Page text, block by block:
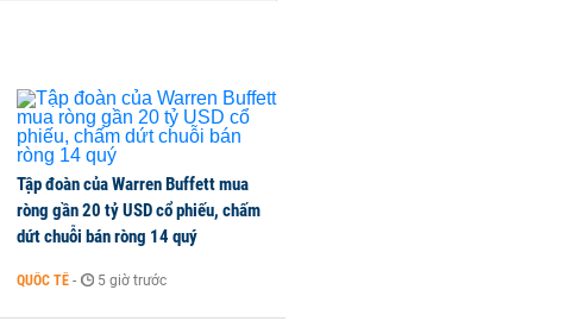
Tập đoàn của Warren Buffett mua
ròng gần 20 tỷ USD cổ phiếu, chấm
dứt chuỗi bán ròng 14 quý
QUỐC TẾ - 5 giờ trước